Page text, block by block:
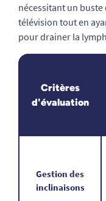
nécessitant un
télévision tout en
pour drainer la
Critères
d'évaluation
Gestion des
inclinaisons